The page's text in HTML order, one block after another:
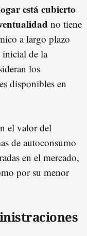
está cubierto
no tiene
a largo plazo
inicial de la
los
disponibles en
el valor del
de autoconsumo
en el mercado,
por su menor